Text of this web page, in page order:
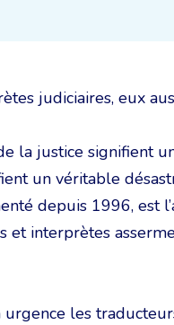
judiciaires, eux
la justice signifient
un véritable
depuis 1996, est
et interprètes
les